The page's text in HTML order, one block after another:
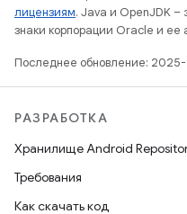
лицензиям. Java и OpenJDK –
знаки корпорации Oracle и
Последнее обновление:
РАЗРАБОТКА
Хранилище Android
Требования
Как скачать код